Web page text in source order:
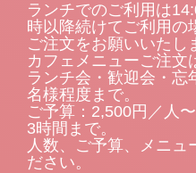
ランチでのご利用は
時以降続けてご利用の
ご注文をお願いいたし
カフェメニューご注文
ランチ会・歓迎会・忘
名様程度まで。
ご予算：2,500円／人
3時間まで。
人数、ご予算、メニュ
ださい。